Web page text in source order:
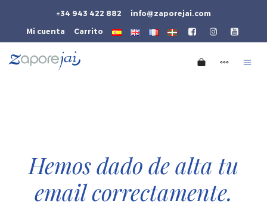
+34 943 422 882 info@zaporejai.com
Mi cuenta Carrito
Hemos dado de alta tu
email correctamente.